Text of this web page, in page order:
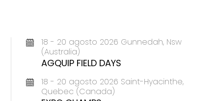
18 - 20 agosto 2026 Gunnedah, Nsw
(Australia)
AGQUIP FIELD DAYS
18 - 20 agosto 2026 Saint-Hyacinthe,
Quebec (Canada)